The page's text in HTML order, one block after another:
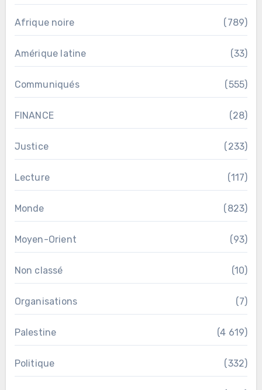
Afrique noire (789)
Amérique latine (33)
Communiqués (555)
FINANCE (28)
Justice (233)
Lecture (117)
Monde (823)
Moyen-Orient (93)
Non classé (10)
Organisations (7)
Palestine (4 619)
Politique (332)